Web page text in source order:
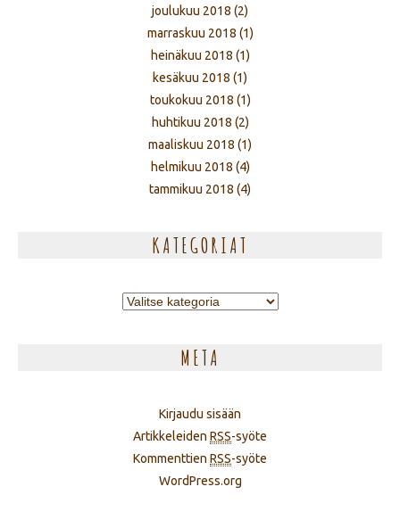
joulukuu 2018 (2)
marraskuu 2018 (1)
heinäkuu 2018 (1)
kesäkuu 2018 (1)
toukokuu 2018 (1)
huhtikuu 2018 (2)
maaliskuu 2018 (1)
helmikuu 2018 (4)
tammikuu 2018 (4)
KATEGORIAT
Kategoriat
META
Kirjaudu sisään
Artikkeleiden RSS-syöte
Kommenttien RSS-syöte
WordPress.org